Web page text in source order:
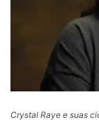
Crystal Raye e suas